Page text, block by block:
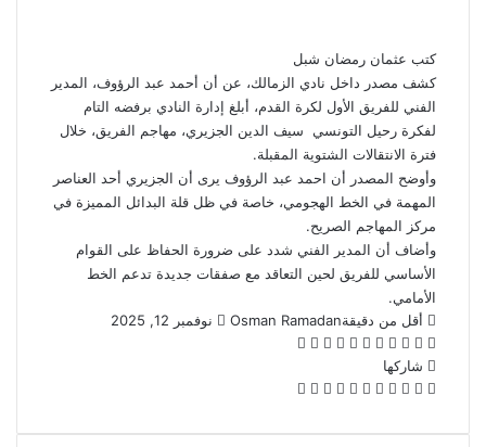
كتب عثمان رمضان شبل
كشف مصدر داخل نادي الزمالك، عن أن أحمد عبد الرؤوف، المدير
الفني للفريق الأول لكرة القدم، أبلغ إدارة النادي برفضه التام
لفكرة رحيل التونسي سيف الدين الجزيري، مهاجم الفريق، خلال
فترة الانتقالات الشتوية المقبلة.
وأوضح المصدر أن احمد عبد الرؤوف يرى أن الجزيري أحد العناصر
المهمة في الخط الهجومي، خاصة في ظل قلة البدائل المميزة في
مركز المهاجم الصريح.
وأضاف أن المدير الفني شدد على ضرورة الحفاظ على القوام
الأساسي للفريق لحين التعاقد مع صفقات جديدة تدعم الخط
الأمامي.
Osman Ramadan
أرسل
نوفمبر 12, 2025
أقل من دقيقة
فيسبوك
‫X لينكدإنبينتيريست
‫Pocket
واتساب
تيلقرام
ڤايبر
شاركها
فيسبوك
‫X لينكدإنبينتيريستOdnoklassniki
‫Pocket
مشاركة
البريد